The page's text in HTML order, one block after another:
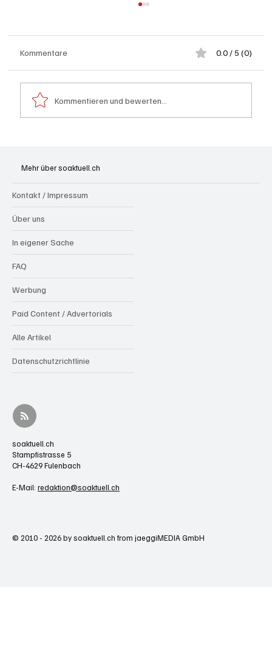
Kommentare 0.0 / 5 (0)
Kommentieren und bewerten...
Mehr über soaktuell.ch
Kontakt / Impressum
Über uns
In eigener Sache
FAQ
Werbung
Paid Content / Advertorials
Alle Artikel
Datenschutzrichtlinie
soaktuell.ch
Stampfistrasse 5
CH-4629 Fulenbach
E-Mail: redaktion@soaktuell.ch
© 2010 - 2026 by soaktuell.ch from jaeggiMEDIA GmbH